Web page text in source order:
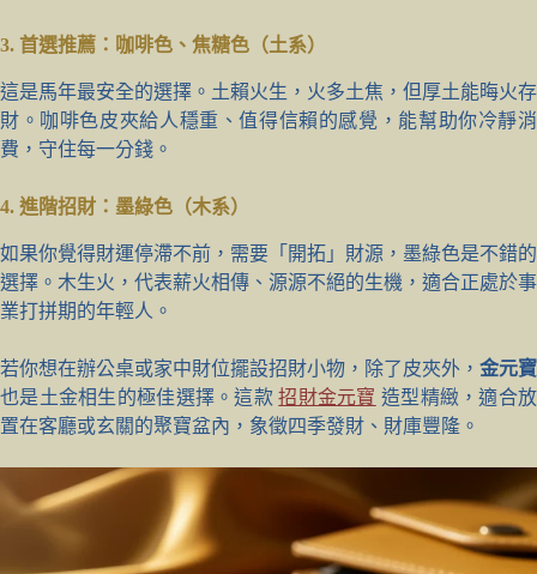
3. 首選推薦：咖啡色、焦糖色（土系）
這是馬年最安全的選擇。土賴火生，火多土焦，但厚土能晦火存
財。咖啡色皮夾給人穩重、值得信賴的感覺，能幫助你冷靜消
費，守住每一分錢。
4. 進階招財：墨綠色（木系）
如果你覺得財運停滯不前，需要「開拓」財源，墨綠色是不錯的
選擇。木生火，代表薪火相傳、源源不絕的生機，適合正處於事
業打拼期的年輕人。
若你想在辦公桌或家中財位擺設招財小物，除了皮夾外， 金元寶
也是土金相生的極佳選擇。這款招財金元寶 造型精緻，適合放
置在客廳或玄關的聚寶盆內，象徵四季發財、財庫豐隆。